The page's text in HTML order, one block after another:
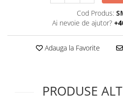
Cod Produs:
Ai nevoie de ajutor?
Adauga la Favorite
PRODUSE